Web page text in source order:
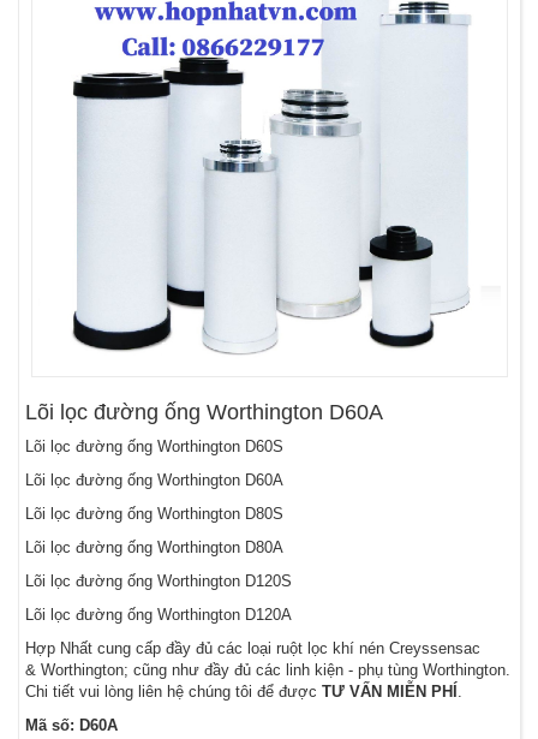
Lõi lọc đường ống Worthington D60A
Lõi lọc đường ống Worthington D60S
Lõi lọc đường ống Worthington D60A
Lõi lọc đường ống Worthington D80S
Lõi lọc đường ống Worthington D80A
Lõi lọc đường ống Worthington D120S
Lõi lọc đường ống Worthington D120A
Hợp Nhất cung cấp đầy đủ các loại ruột lọc khí nén Creyssensac
& Worthington; cũng như đầy đủ các linh kiện - phụ tùng Worthington.
Chi tiết vui lòng liên hệ chúng tôi để được TƯ VẤN MIỄN PHÍ
Mã số: D60A